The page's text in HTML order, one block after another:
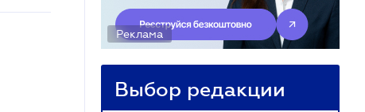
Реклама
Выбор редакции